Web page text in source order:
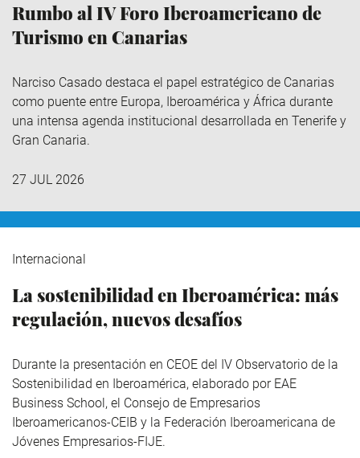
Rumbo al IV Foro Iberoamericano de
Turismo en Canarias
Narciso Casado destaca el papel estratégico de Canarias
como puente entre Europa, Iberoamérica y África durante
una intensa agenda institucional desarrollada en Tenerife y
Gran Canaria.
27 JUL 2026
Internacional
La sostenibilidad en Iberoamérica: más
regulación, nuevos desafíos
Durante la presentación en CEOE del IV Observatorio de la
Sostenibilidad en Iberoamérica, elaborado por EAE
Business School, el Consejo de Empresarios
Iberoamericanos-CEIB y la Federación Iberoamericana de
Jóvenes Empresarios-FIJE.